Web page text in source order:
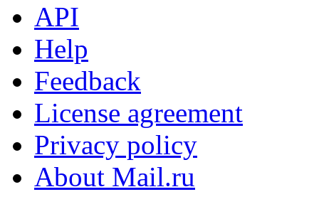
API
Help
Feedback
License agreement
Privacy policy
About Mail.ru